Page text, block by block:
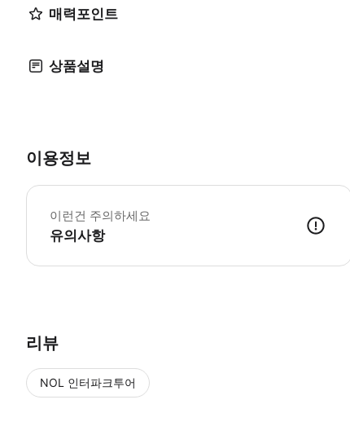
매력포인트
상품설명
이용정보
이런건 주의하세요
유의사항
리뷰
NOL 인터파크투어